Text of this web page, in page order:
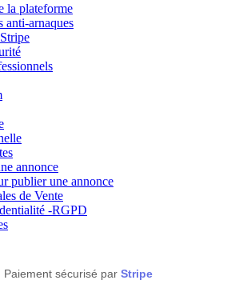
la plateforme
anti-arnaques
annonce
publier une annonce
de Vente
-RGPD
Paiement sécurisé par Stripe